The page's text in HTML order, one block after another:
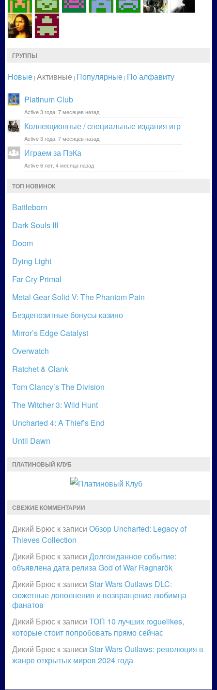
ГРУППЫ
Новые | Активные | Популярные | По алфавиту
Platinum Club
Active 3 года, 7 месяцев назад
Коллекционные / специальные издания игр
Active 3 года, 7 месяцев назад
Играем за ПэКа
Active 6 лет, 4 месяца назад
ТОП НОВИНОК
Battleborn
Dark Souls III
Doom
Dying Light
Far Cry Primal
Metal Gear Solid V: The Phantom Pain
Бездепозитные бонусы казино
Mirror’s Edge Catalyst
Overwatch
Ratchet & Clank
Tom Clancy’s The Division
The Witcher 3: Wild Hunt
Uncharted 4: A Thief’s End
Until Dawn
ПЛАТИНОВЫЙ КЛУБ
СВЕЖИЕ КОММЕНТАРИИ
Дикий Брюс к записи Обзор Uncharted: Legacy of
Thieves Collection
Дикий Брюс к записи Долгожданное событие:
объявлена дата релиза God of War Ragnarök
Дикий Брюс к записи Star Wars Outlaws DLC:
сюжетные дополнения и возвращение любимца
фанатов
Дикий Брюс к записи ТОП 10 лучших roguelikes,
которые стоит попробовать прямо сейчас
Дикий Брюс к записи Star Wars Outlaws: революция в
жанре открытых миров 2024 года